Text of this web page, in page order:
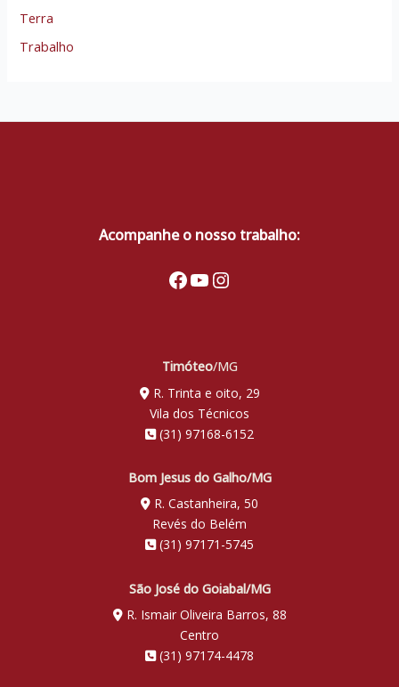
Terra
Trabalho
Acompanhe o nosso trabalho:
Facebook
Youtube
Instagram
Timóteo/MG
R. Trinta e oito, 29
Vila dos Técnicos
(31) 97168-6152
Bom Jesus do Galho/MG
R. Castanheira, 50
Revés do Belém
(31) 97171-5745
São José do Goiabal/MG
R. Ismair Oliveira Barros, 88
Centro
(31) 97174-4478